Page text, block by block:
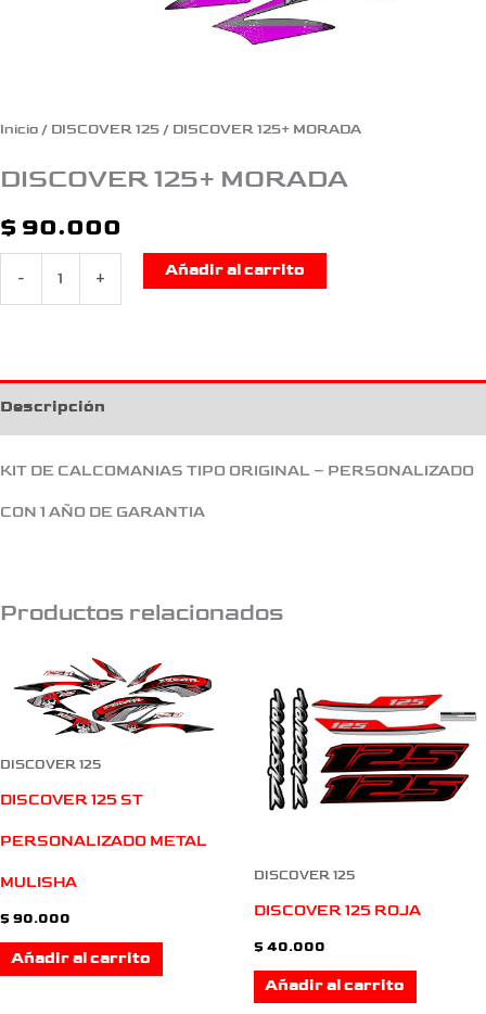
Inicio / DISCOVER 125 / DISCOVER 125+ MORADA
DISCOVER 125+ MORADA
$ 90.000
- +
Añadir al carrito
Descripción
KIT DE CALCOMANIAS TIPO ORIGINAL – PERSONALIZADO
CON 1 AÑO DE GARANTIA
Productos relacionados
DISCOVER 125
DISCOVER 125 ST
PERSONALIZADO METAL
MULISHA
$ 90.000
Añadir al carrito
DISCOVER 125
DISCOVER 125 ROJA
$ 40.000
Añadir al carrito